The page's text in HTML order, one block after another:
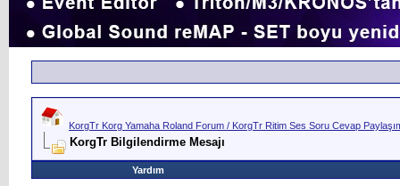
KorgTr Korg Yamaha Roland Forum / KorgTr Ritim Ses Soru Cevap
KorgTr Bilgilendirme Mesajı
Yardım